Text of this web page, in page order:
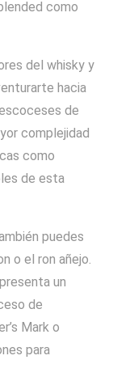
como
del whisky y
hacia
de
complejidad
como
de esta
puedes
o el ron añejo.
un
de
Mark o
para